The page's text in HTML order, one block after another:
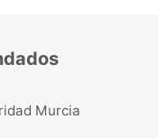
Murcia